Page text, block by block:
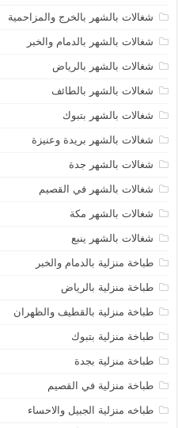
شغالات بالشهر بالخرج والمزاحمية
شغالات بالشهر بالدمام والخبر
شغالات بالشهر بالرياض
شغالات بالشهر بالطائف
شغالات بالشهر بتبوك
شغالات بالشهر بريدة وعنيزة
شغالات بالشهر جدة
شغالات بالشهر في القصيم
شغالات بالشهر مكة
شغالات بالشهر ينبع
طباخة منزلية بالدمام والخبر
طباخة منزلية بالرياض
طباخة منزلية بالقطيف والظهران
طباخة منزلية بتبوك
طباخة منزلية بجدة
طباخة منزلية في القصيم
طباخه منزلية الجبيل والاحساء